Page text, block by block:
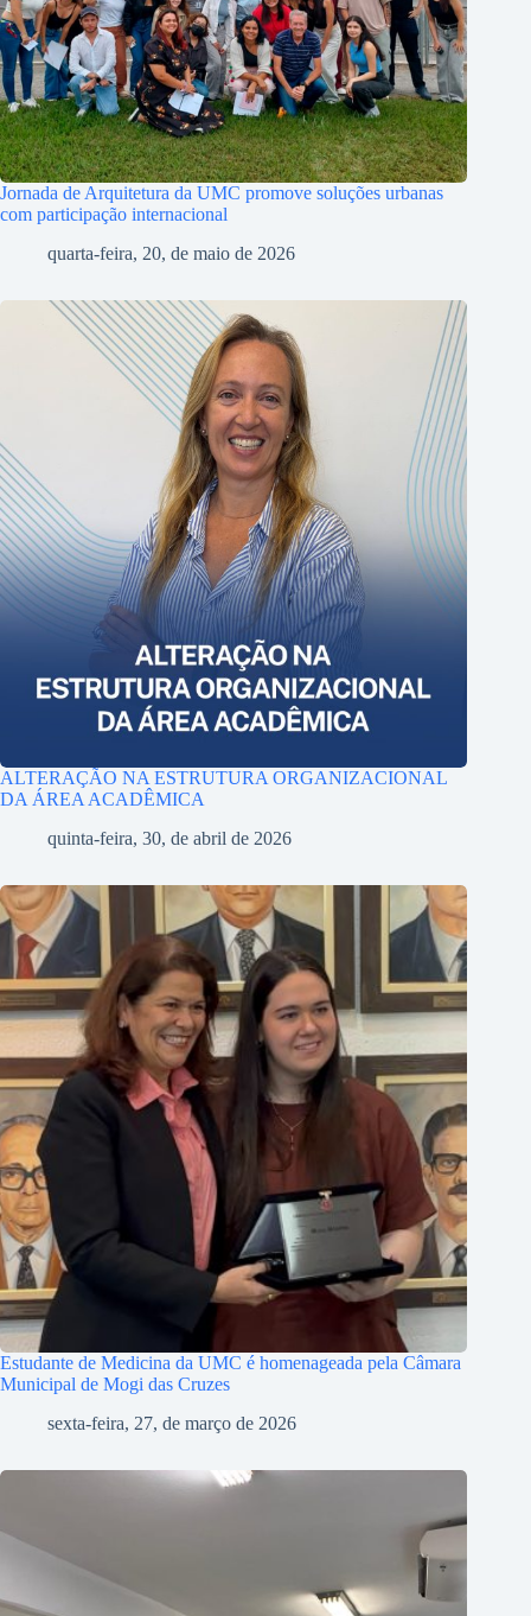
Jornada de Arquitetura da UMC promove soluções urbanas
com participação internacional
quarta-feira, 20, de maio de 2026
ALTERAÇÃO NA ESTRUTURA ORGANIZACIONAL
DA ÁREA ACADÊMICA
quinta-feira, 30, de abril de 2026
Estudante de Medicina da UMC é homenageada pela Câmara
Municipal de Mogi das Cruzes
sexta-feira, 27, de março de 2026